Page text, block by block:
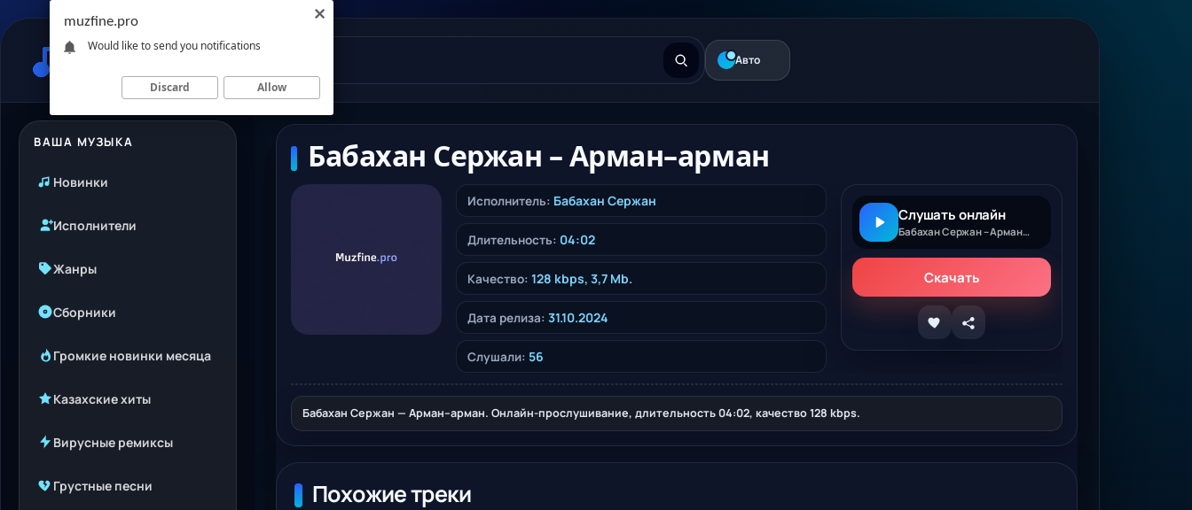
Авто
ВАША МУЗЫКА
Новинки
Исполнители
Жанры
Сборники
Громкие новинки месяца
Казахские хиты
Вирусные ремиксы
Грустные песни
Бабахан Сержан – Арман–арман
Исполнитель: Бабахан Сержан
Длительность: 04:02
Качество: 128 kbps, 3,7 Mb.
Дата релиза: 31.10.2024
Слушали: 56
Слушать онлайн
Бабахан Сержан – Арман–арман
Скачать
Бабахан Сержан — Арман–арман. Онлайн-прослушивание, длительность 04:02, качество 128 kbps.
Похожие треки
muzfine.pro
Would like to send you notifications
Discard Allow